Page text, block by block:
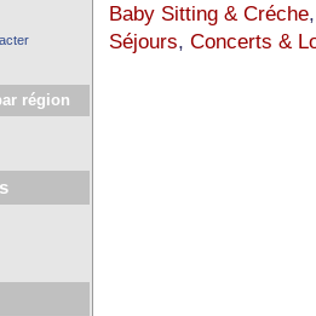
région
Baby Sitting & Créche
Séjours, Concerts &